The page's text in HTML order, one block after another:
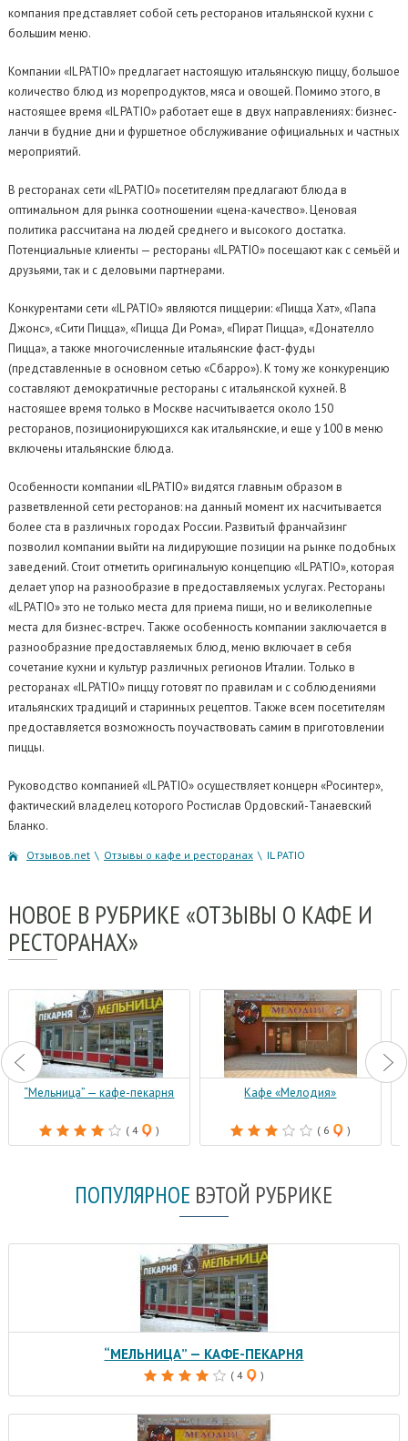
компания представляет собой сеть ресторанов итальянской кухни с
большим меню.
Компании «IL PATIO» предлагает настоящую итальянскую пиццу, большое
количество блюд из морепродуктов, мяса и овощей. Помимо этого, в
настоящее время «IL PATIO» работает еще в двух направлениях: бизнес-
ланчи в будние дни и фуршетное обслуживание официальных и частных
мероприятий.
В ресторанах сети «IL PATIO» посетителям предлагают блюда в
оптимальном для рынка соотношении «цена-качество». Ценовая
политика рассчитана на людей среднего и высокого достатка.
Потенциальные клиенты — рестораны «IL PATIO» посещают как с семьёй и
друзьями, так и с деловыми партнерами.
Конкурентами сети «IL PATIO» являются пиццерии: «Пицца Хат», «Папа
Джонс», «Сити Пицца», «Пицца Ди Рома», «Пират Пицца», «Донателло
Пицца», а также многочисленные итальянские фаст-фуды
(представленные в основном сетью «Сбарро»). К тому же конкуренцию
составляют демократичные рестораны с итальянской кухней. В
настоящее время только в Москве насчитывается около 150
ресторанов, позиционирующихся как итальянские, и еще у 100 в меню
включены итальянские блюда.
Особенности компании «IL PATIO» видятся главным образом в
разветвленной сети ресторанов: на данный момент их насчитывается
более ста в различных городах России. Развитый франчайзинг
позволил компании выйти на лидирующие позиции на рынке подобных
заведений. Стоит отметить оригинальную концепцию «IL PATIO», которая
делает упор на разнообразие в предоставляемых услугах. Рестораны
«IL PATIO» это не только места для приема пищи, но и великолепные
места для бизнес-встреч. Также особенность компании заключается в
разнообразние предоставляемых блюд, меню включает в себя
сочетание кухни и культур различных регионов Италии. Только в
ресторанах «IL PATIO» пиццу готовят по правилам и с соблюдениями
итальянских традиций и старинных рецептов. Также всем посетителям
предоставляется возможность поучаствовать самим в приготовлении
пиццы.
Руководство компанией «IL PATIO» осуществляет концерн «Росинтер»,
фактический владелец которого Ростислав Ордовский-Танаевский
Бланко.
Отзывов.net \ Отзывы о кафе и ресторанах \ IL PATIO
НОВОЕ В РУБРИКЕ «ОТЗЫВЫ О КАФЕ И
РЕСТОРАНАХ»
“Мельница” — кафе-пекарня
( 4 )
Кафе «Мелодия»
( 6 )
ПОПУЛЯРНОЕ ВЭТОЙ РУБРИКЕ
“МЕЛЬНИЦА” — КАФЕ-ПЕКАРНЯ
( 4 )